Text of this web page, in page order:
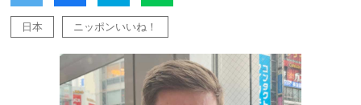
日本 ニッポンいいね！